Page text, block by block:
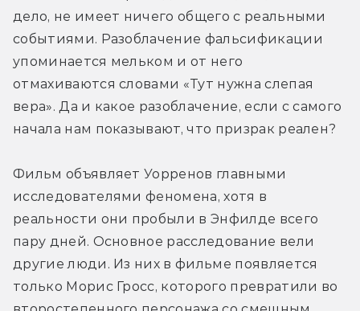
дело, не имеет ничего общего с реальными
событиями. Разоблачение фальсификации
упоминается мельком и от него
отмахиваются словами «Тут нужна слепая
вера». Да и какое разоблачение, если с самого
начала нам показывают, что призрак реален?
Фильм объявляет Уорренов главными
исследователями феномена, хотя в
реальности они пробыли в Энфилде всего
пару дней. Основное расследование вели
другие люди. Из них в фильме появляется
только Морис Гросс, которого превратили во